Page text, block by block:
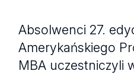
Absolwenci 27.
Amerykańskiego
MBA uczestniczyli